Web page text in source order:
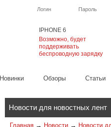
IPHONE 6
Возможно, будет
поддерживать
беспроводную зарядку
Логин Пароль
Новинки Обзоры Cтатьи
Новости для новостных лент
Главная → Новости → Новости